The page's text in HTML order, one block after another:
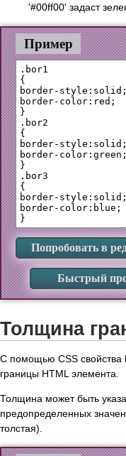
'#00ff00' задаст
Пример
.bor1
{
border-style:solid;
border-color:red;
}
.bor2
{
border-style:solid;
border-color:green;
}
.bor3
{
border-style:solid;
border-color:blue;
Попробовать в
Быстрый
Толщина
С помощью CSS свойства
границы HTML элемента.
Толщина может быть
предопределенных
толстая).